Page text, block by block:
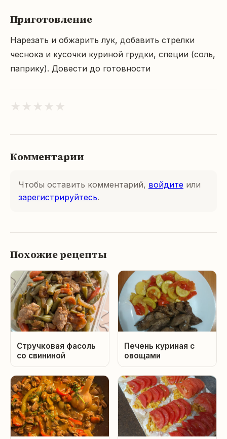
Приготовление
Нарезать и обжарить лук, добавить стрелки
чеснока и кусочки куриной грудки, специи (соль,
паприку). Довести до готовности
★ ★ ★ ★ ★
Комментарии
Чтобы оставить комментарий, войдите или
зарегистрируйтесь.
Похожие рецепты
Стручковая фасоль
со свининой
Печень куриная с
овощами